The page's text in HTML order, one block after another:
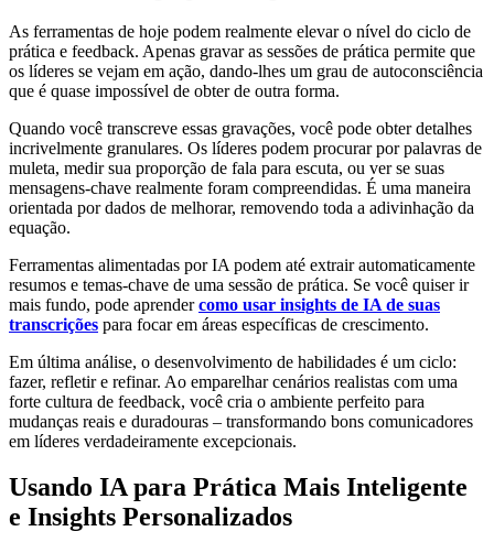
As ferramentas de hoje podem realmente elevar o nível do ciclo de
prática e feedback. Apenas gravar as sessões de prática permite que
os líderes se vejam em ação, dando-lhes um grau de autoconsciência
que é quase impossível de obter de outra forma.
Quando você transcreve essas gravações, você pode obter detalhes
incrivelmente granulares. Os líderes podem procurar por palavras de
muleta, medir sua proporção de fala para escuta, ou ver se suas
mensagens-chave realmente foram compreendidas. É uma maneira
orientada por dados de melhorar, removendo toda a adivinhação da
equação.
Ferramentas alimentadas por IA podem até extrair automaticamente
resumos e temas-chave de uma sessão de prática. Se você quiser ir
mais fundo, pode aprendercomo usar insights de IA de suas
transcrições para focar em áreas específicas de crescimento.
Em última análise, o desenvolvimento de habilidades é um ciclo:
fazer, refletir e refinar. Ao emparelhar cenários realistas com uma
forte cultura de feedback, você cria o ambiente perfeito para
mudanças reais e duradouras – transformando bons comunicadores
em líderes verdadeiramente excepcionais.
Usando IA para Prática Mais Inteligente
e Insights Personalizados